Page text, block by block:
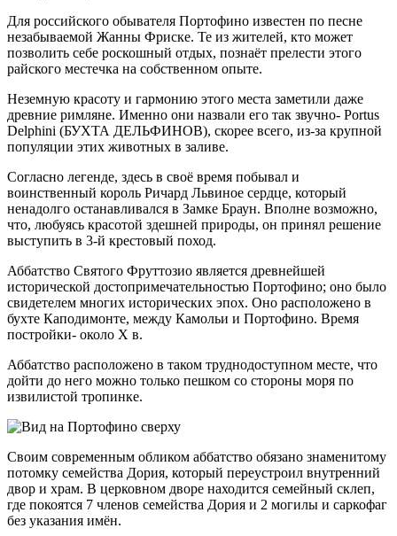
Для российского обывателя Портофино известен по песне
незабываемой Жанны Фриске. Те из жителей, кто может
позволить себе роскошный отдых, познаёт прелести этого
райского местечка на собственном опыте.
Неземную красоту и гармонию этого места заметили даже
древние римляне. Именно они назвали его так звучно- Portus
Delphini (БУХТА ДЕЛЬФИНОВ), скорее всего, из-за крупной
популяции этих животных в заливе.
Согласно легенде, здесь в своё время побывал и
воинственный король Ричард Львиное сердце, который
ненадолго останавливался в Замке Браун. Вполне возможно,
что, любуясь красотой здешней природы, он принял решение
выступить в 3-й крестовый поход.
Аббатство Святого Фруттозио является древнейшей
исторической достопримечательностью Портофино; оно было
свидетелем многих исторических эпох. Оно расположено в
бухте Каподимонте, между Камольи и Портофино. Время
постройки- около X в.
Аббатство расположено в таком труднодоступном месте, что
дойти до него можно только пешком со стороны моря по
извилистой тропинке.
Своим современным обликом аббатство обязано знаменитому
потомку семейства Дория, который переустроил внутренний
двор и храм. В церковном дворе находится семейный склеп,
где покоятся 7 членов семейства Дория и 2 могилы и саркофаг
без указания имён.